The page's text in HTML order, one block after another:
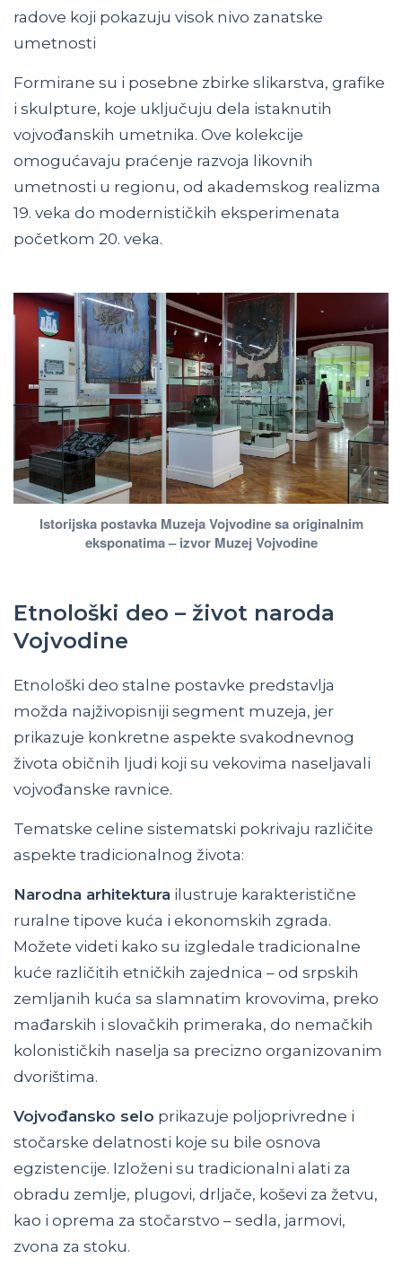
radove koji pokazuju visok nivo zanatske
umetnosti
Formirane su i posebne zbirke slikarstva, grafike
i skulpture, koje uključuju dela istaknutih
vojvođanskih umetnika. Ove kolekcije
omogućavaju praćenje razvoja likovnih
umetnosti u regionu, od akademskog realizma
19. veka do modernističkih eksperimenata
početkom 20. veka.
Istorijska postavka Muzeja Vojvodine sa originalnim
eksponatima – izvor Muzej Vojvodine
Etnološki deo – život naroda
Vojvodine
Etnološki deo stalne postavke predstavlja
možda najživopisniji segment muzeja, jer
prikazuje konkretne aspekte svakodnevnog
života običnih ljudi koji su vekovima naseljavali
vojvođanske ravnice.
Tematske celine sistematski pokrivaju različite
aspekte tradicionalnog života:
Narodna arhitektura ilustruje karakteristične
ruralne tipove kuća i ekonomskih zgrada.
Možete videti kako su izgledale tradicionalne
kuće različitih etničkih zajednica – od srpskih
zemljanih kuća sa slamnatim krovovima, preko
mađarskih i slovačkih primeraka, do nemačkih
kolonističkih naselja sa precizno organizovanim
dvorištima.
Vojvođansko selo prikazuje poljoprivredne i
stočarske delatnosti koje su bile osnova
egzistencije. Izloženi su tradicionalni alati za
obradu zemlje, plugovi, drljače, koševi za žetvu,
kao i oprema za stočarstvo – sedla, jarmovi,
zvona za stoku.